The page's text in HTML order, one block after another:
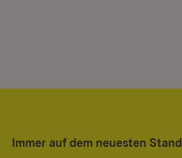
Immer auf dem neuesten Stand